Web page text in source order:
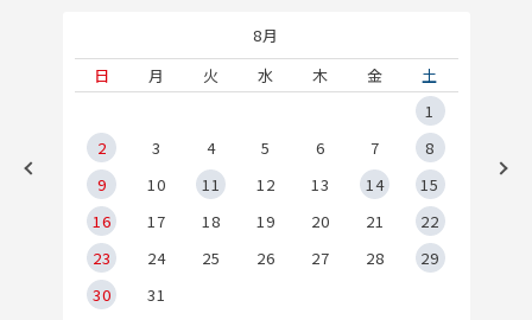
8月
日
月 火 水 木 金
土
1
2
3 4 5 6 7
8
9
10 11 12 13 14
15
16
17 18 19 20 21
22
23
24 25 26 27 28
29
30
31